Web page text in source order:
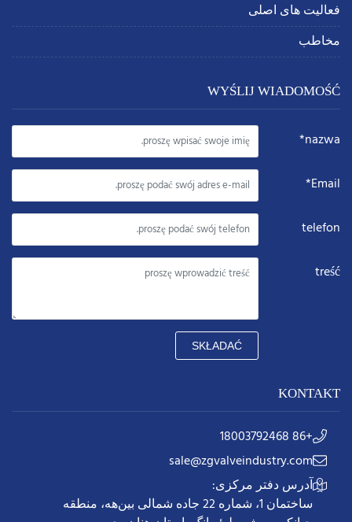
فعالیت های اصلی
مخاطب
WYŚLIJ WIADOMOŚĆ
nazwa*
Email*
telefon
treść
SKŁADAĆ
KONTAKT
+86 18003792468
sale@zgvalveindustry.com
آدرس دفتر مرکزی:
ساختمان 1، شماره 22 جاده شمالی بین‌هه، منطقه